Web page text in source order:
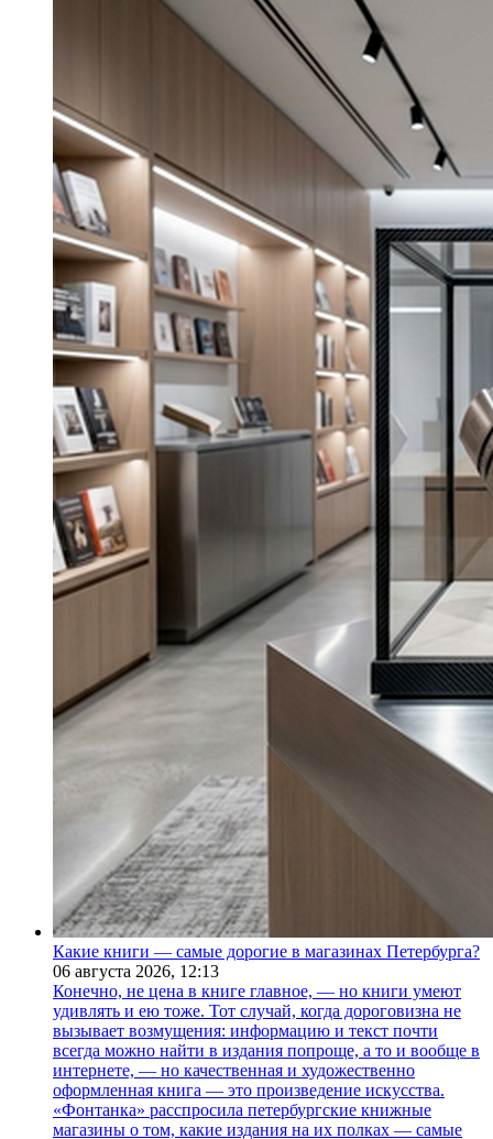
Какие книги — самые дорогие в магазинах Петербурга?
06 августа 2026, 12:13
Конечно, не цена в книге главное, — но книги умеют
удивлять и ею тоже. Тот случай, когда дороговизна не
вызывает возмущения: информацию и текст почти
всегда можно найти в издания попроще, а то и вообще в
интернете, — но качественная и художественно
оформленная книга — это произведение искусства.
«Фонтанка» расспросила петербургские книжные
магазины о том, какие издания на их полках — самые